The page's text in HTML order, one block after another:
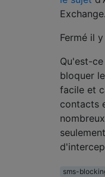
Exchange.
Fermé il
Qu'est-
bloquer
facile et
contacts
sms-